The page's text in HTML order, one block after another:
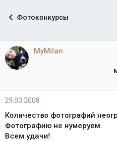
о
т
е
м
ы
а
а
ч
Фотоконкурсы
MyMilan
29.03.2008
Количество фотографий
Фотографию не нумеруем.
Всем удачи!